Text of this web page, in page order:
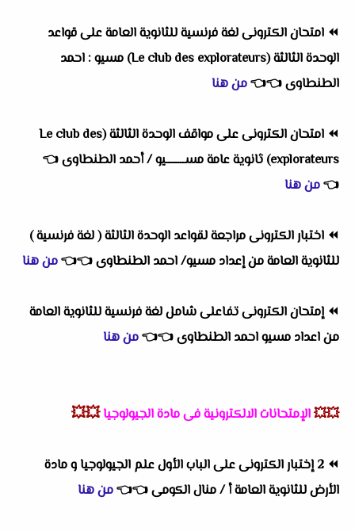
⏪ امتحان الكترونى لغة فرنسية للثانوية العامة على قواعد
الوحدة الثالثة (Le club des explorateurs) مسيو : احمد
الطنطاوى👈
👈من هنا
⏪
امتحان الكترونى على مواقف الوحدة الثالثة (Le club des
explorateurs) ثانوية عامة مســــــــيو / أحمد الطنطاوى
👈
👈من هنا
⏪ اختبار الكترونى مراجعة لقواعد الوحدة الثالثة ( لغة فرنسية )
للثانوية العامة من إعداد مسيو/ احمد الطنطاوى👈
👈من هنا
⏪إمتحان الكترونى تفاعلى شامل لغة فرنسية للثانوية العامة
من اعداد مسيو احمد الطنطاوى👈
👈من هنا
💥💥الإمتحانات الالكترونية فى مادة الجيولوجيا💥💥
⏪
2 إختبار الكترونى على الباب الأول علم الجيولوجيا و مادة
الأرض للثانوية العامة أ / منال الكومى👈
👈من هنا